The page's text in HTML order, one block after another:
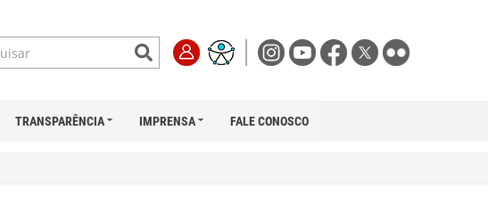
TRANSPARÊNCIA IMPRENSA FALE CONOSCO